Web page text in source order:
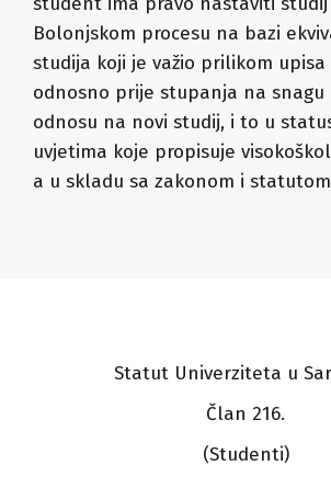
Bolonjskom procesu na bazi
studija koji je važio prilikom
odnosno prije stupanja na snagu
odnosu na novi studij, i to u
uvjetima koje propisuje
a u skladu sa zakonom i
Statut Univerziteta u
Član 216.
(Studenti)